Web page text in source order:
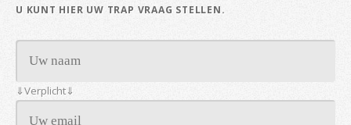
U KUNT HIER UW TRAP VRAAG STELLEN.
⇓Verplicht⇓